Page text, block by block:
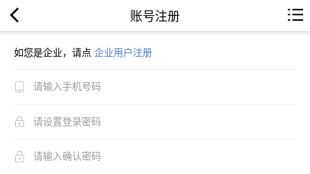
账号注册
如您是企业，请点 企业用户注册